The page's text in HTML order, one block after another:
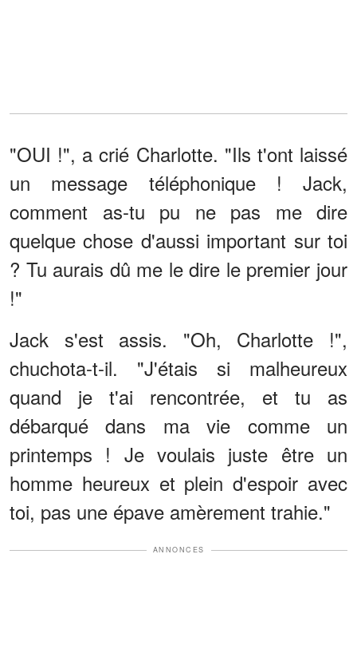
"OUI !", a crié Charlotte. "Ils t'ont laissé
un message téléphonique ! Jack,
comment as-tu pu ne pas me dire
quelque chose d'aussi important sur toi
? Tu aurais dû me le dire le premier jour
!"
Jack s'est assis. "Oh, Charlotte !",
chuchota-t-il. "J'étais si malheureux
quand je t'ai rencontrée, et tu as
débarqué dans ma vie comme un
printemps ! Je voulais juste être un
homme heureux et plein d'espoir avec
toi, pas une épave amèrement trahie."
ANNONCES